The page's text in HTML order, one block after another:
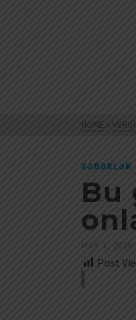
HOME » VERGI
XƏBƏRLƏR
Bu
MAY 7, 2020
Post